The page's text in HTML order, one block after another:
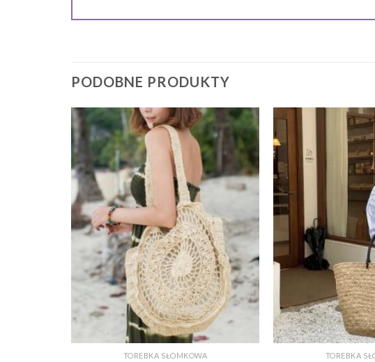
PODOBNE PRODUKTY
TOREBKA SŁOMKOWA TOREBKA